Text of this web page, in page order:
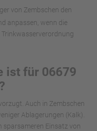
von Zembschen den
anpassen, wenn die
ist für 06679
Auch in Zembschen
Ablagerungen (Kalk).
sparsameren Einsatz von